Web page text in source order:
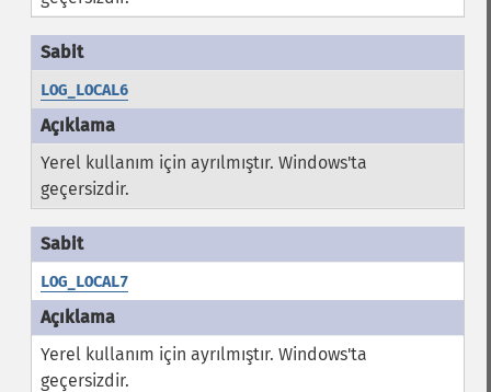
LOG_LOCAL6
Yerel kullanım için ayrılmıştır. Windows'ta
geçersizdir.
LOG_LOCAL7
Yerel kullanım için ayrılmıştır. Windows'ta
geçersizdir.